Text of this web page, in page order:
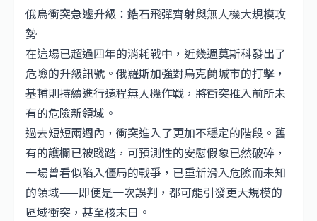
俄烏衝突急遽升級：鋯石飛彈齊射與無人機大規模攻
勢
在這場已超過四年的消耗戰中，近幾週莫斯科發出了
危險的升級訊號。俄羅斯加強對烏克蘭城市的打擊，
基輔則持續進行遠程無人機作戰，將衝突推入前所未
有的危險新領域。
過去短短兩週內，衝突進入了更加不穩定的階段。舊
有的護欄已被踐踏，可預測性的安慰假象已然破碎，
一場曾看似陷入僵局的戰爭，已重新滑入危險而未知
的領域——即便是一次誤判，都可能引發更大規模的
區域衝突，甚至核末日。